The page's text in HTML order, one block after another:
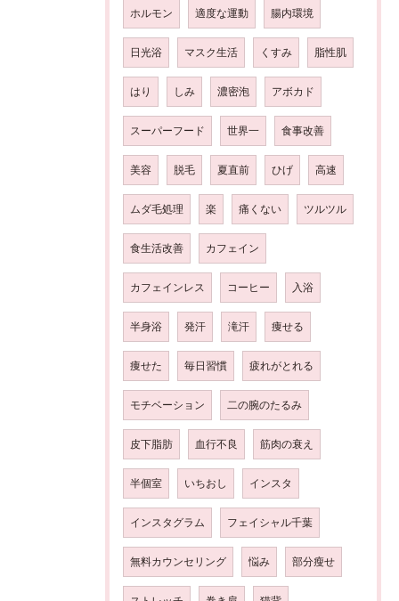
ホルモン 適度な運動 腸内環境
日光浴 マスク生活 くすみ 脂性肌
はり しみ 濃密泡 アボカド
スーパーフード 世界一 食事改善
美容 脱毛 夏直前 ひげ 高速
ムダ毛処理 楽 痛くない ツルツル
食生活改善 カフェイン
カフェインレス コーヒー 入浴
半身浴 発汗 滝汗 痩せる
痩せた 毎日習慣 疲れがとれる
モチベーション 二の腕のたるみ
皮下脂肪 血行不良 筋肉の衰え
半個室 いちおし インスタ
インスタグラム フェイシャル千葉
無料カウンセリング 悩み 部分瘦せ